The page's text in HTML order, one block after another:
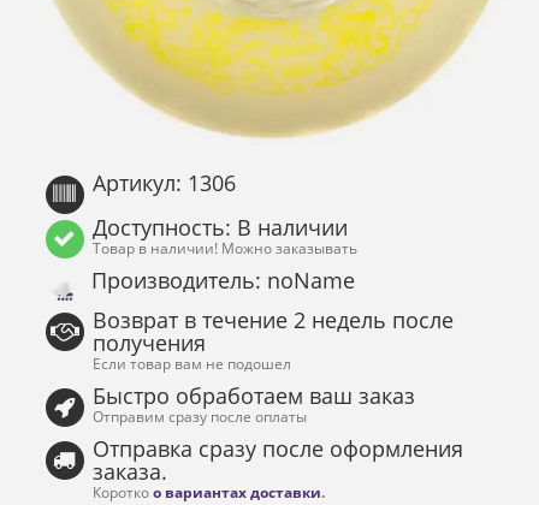
Артикул: 1306
Доступность: В наличии
Товар в наличии! Можно заказывать
Производитель: noName
Возврат в течение 2 недель после
получения
Если товар вам не подошел
Быстро обработаем ваш заказ
Отправим сразу после оплаты
Отправка сразу после оформления
заказа.
Короткоо вариантах доставки.